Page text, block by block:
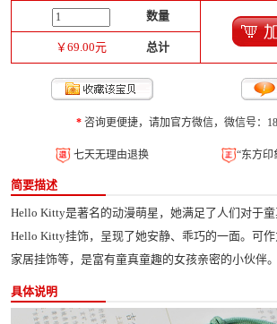
数量
￥69.00元 总计
*咨询更便捷，请加官方微信，微信号：
七天无理由退换 “东方印
简要描述
Hello Kitty是著名的动漫萌星，她满足了人们对于
Hello Kitty挂饰，呈现了她安静、乖巧的一面。可作
家居挂饰等，是富有童真童趣的女孩亲密的小伙伴。
具体说明